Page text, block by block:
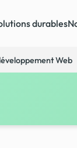
durables
Web